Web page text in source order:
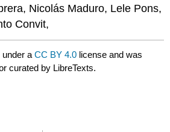
Nicolás Maduro, Lele Pons,
Convit,
under aCC BY 4.0 license and was
curated by LibreTexts.